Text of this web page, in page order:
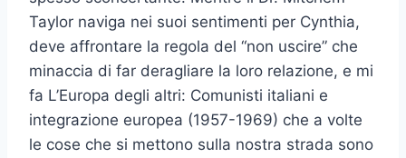
Taylor naviga nei suoi sentimenti per Cynthia,
deve affrontare la regola del “non uscire” che
minaccia di far deragliare la loro relazione, e mi
fa L’Europa degli altri: Comunisti italiani e
integrazione europea (1957-1969) che a volte
le cose che si mettono sulla nostra strada sono